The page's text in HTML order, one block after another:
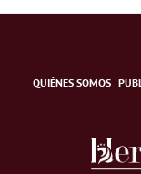
QUIÉNES SOMOS